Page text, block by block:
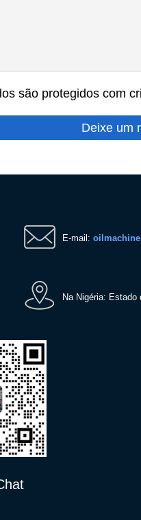
são protegidos com
Deixe um
E-mail:
Na Nigéria: Estado